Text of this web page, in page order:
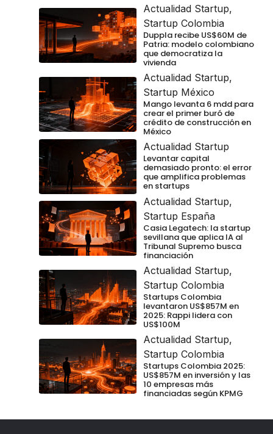
Actualidad Startup,
Startup Colombia
Duppla recibe US$60M de
Patria: modelo colombiano
que democratiza la
vivienda
Actualidad Startup,
Startup México
Mango levanta 6 mdd para
crear el primer buró de
crédito de construcción en
México
Actualidad Startup
Levantar capital
demasiado pronto: el error
que amplifica problemas
en startups
Actualidad Startup,
Startup España
Casia Legatech: la startup
sevillana que aplica IA al
Tribunal Supremo busca
financiación
Actualidad Startup,
Startup Colombia
Startups Colombia
levantaron US$857M en
2025: Rappi lidera con
US$100M
Actualidad Startup,
Startup Colombia
Startups Colombia 2025:
US$857M en inversión y las
10 empresas más
financiadas según KPMG